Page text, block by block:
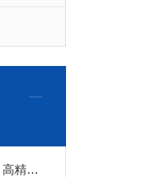
水位雨量流速流量监测仪：高精度传感元件，微小水流水位变化精准捕捉